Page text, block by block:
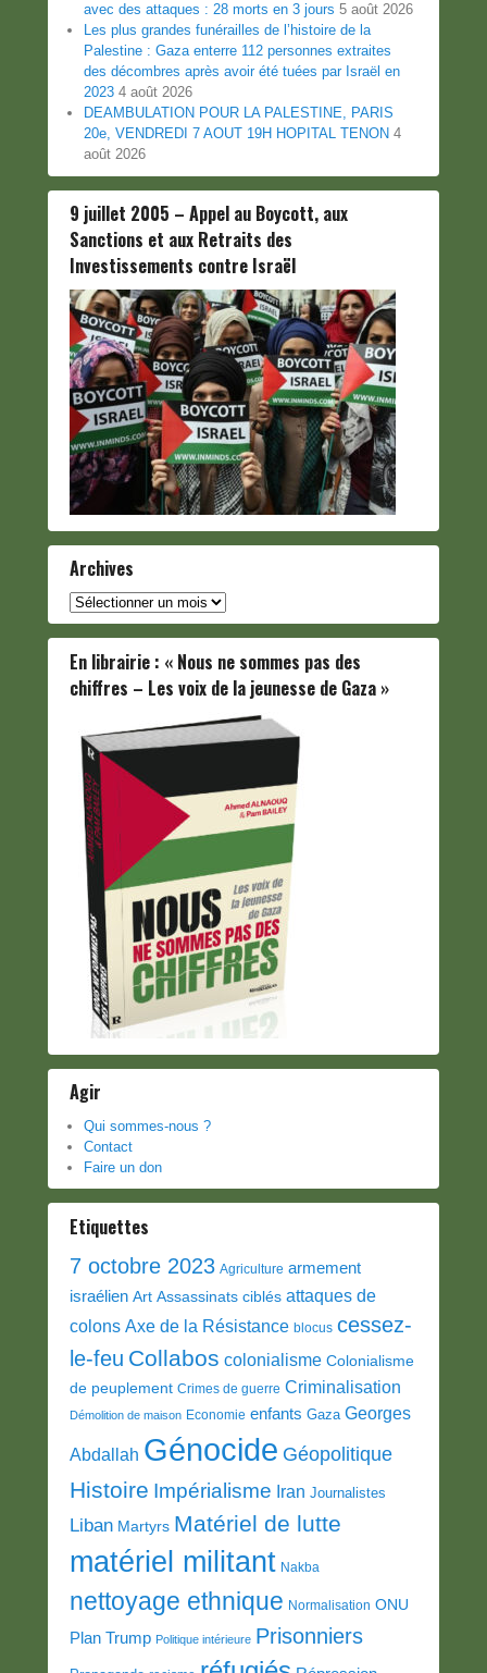
avec des attaques : 28 morts en 3 jours 5 août 2026
Les plus grandes funérailles de l’histoire de la
Palestine : Gaza enterre 112 personnes extraites
des décombres après avoir été tuées par Israël en
2023 4 août 2026
DEAMBULATION POUR LA PALESTINE, PARIS
20e, VENDREDI 7 AOUT 19H HOPITAL TENON 4
août 2026
9 juillet 2005 – Appel au Boycott, aux
Sanctions et aux Retraits des
Investissements contre Israël
Archives
Archives
En librairie : « Nous ne sommes pas des
chiffres – Les voix de la jeunesse de Gaza »
Agir
Qui sommes-nous ?
Contact
Faire un don
Etiquettes
7 octobre 2023 Agriculture armement
israélien Art Assassinats ciblés attaques de
colons Axe de la Résistance blocus cessez-
le-feu Collabos colonialisme Colonialisme
de peuplement Crimes de guerre Criminalisation
Démolition de maison Economie enfants Gaza Georges
Abdallah Génocide Géopolitique
Histoire Impérialisme Iran Journalistes
Liban Martyrs Matériel de lutte
matériel militant Nakba
nettoyage ethnique Normalisation ONU
Plan Trump Politique intérieure Prisonniers